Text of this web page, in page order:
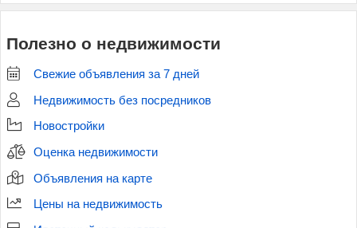
Полезно о недвижимости
Свежие объявления за 7 дней
Недвижимость без посредников
Новостройки
Оценка недвижимости
Объявления на карте
Цены на недвижимость